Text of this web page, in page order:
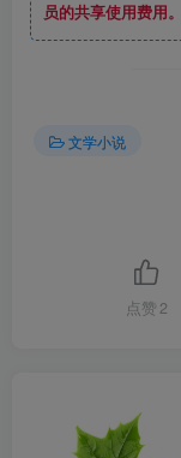
员的共享使用费用。
文学小说
点赞 2